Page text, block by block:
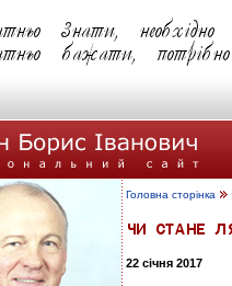
Головна сторінка
22 січня 2017